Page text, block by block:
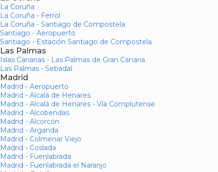
La Coruña
La Coruña - Ferrol
La Coruña - Santiago de Compostela
Santiago - Aeropuerto
Santiago - Estación Santiago de Compostela
Las Palmas
Islas Canarias - Las Palmas de Gran Canaria
Las Palmas - Sebadal
Madrid
Madrid - Aeropuerto
Madrid - Alcalá de Henares
Madrid - Alcalá de Henares - Vía Complutense
Madrid - Alcobendas
Madrid - Alcorcón
Madrid - Arganda
Madrid - Colmenar Viejo
Madrid - Coslada
Madrid - Fuenlabrada
Madrid - Fuenlabrada el Naranjo